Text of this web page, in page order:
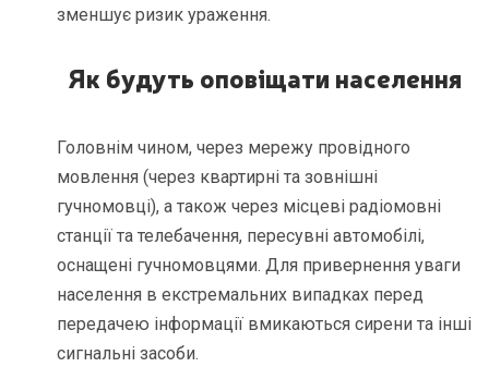
зменшує ризик ураження.
Як будуть оповіщати населення
Головнім чином, через мережу провідного
мовлення (через квартирні та зовнішні
гучномовці), а також через місцеві радіомовні
станції та телебачення, пересувні автомобілі,
оснащені гучномовцями. Для привернення уваги
населення в екстремальних випадках перед
передачею інформації вмикаються сирени та інші
сигнальні засоби.